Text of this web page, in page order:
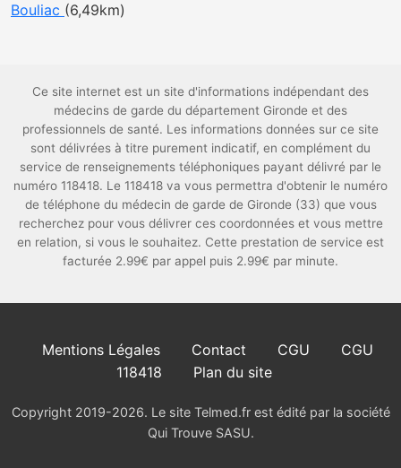
Bouliac (6,49km)
Ce site internet est un site d'informations indépendant des
médecins de garde du département Gironde et des
professionnels de santé. Les informations données sur ce site
sont délivrées à titre purement indicatif, en complément du
service de renseignements téléphoniques payant délivré par le
numéro 118418. Le 118418 va vous permettra d'obtenir le numéro
de téléphone du médecin de garde de Gironde (33) que vous
recherchez pour vous délivrer ces coordonnées et vous mettre
en relation, si vous le souhaitez. Cette prestation de service est
facturée 2.99€ par appel puis 2.99€ par minute.
Mentions Légales Contact CGU
CGU
118418
Plan du site
Copyright 2019-2026. Le site Telmed.fr est édité par la société
Qui Trouve SASU.